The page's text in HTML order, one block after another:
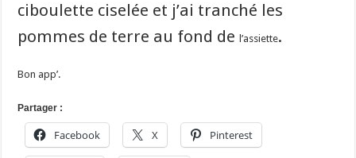
ciboulette ciselée et j’ai tranché les
pommes de terre au fond del’assiette.
Bon app’.
Partager :
Facebook X Pinterest